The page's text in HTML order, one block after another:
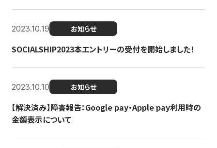
2023.10.19 お知らせ
SOCIALSHIP2023本エントリーの受付を開始しました！
2023.10.10 お知らせ
【解決済み】障害報告：Google pay・Apple pay利用時の
金額表示について